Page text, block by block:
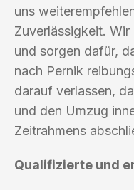
uns
Zuverlässigkeit. Wir
und sorgen dafür,
nach Pernik
darauf verlassen,
und den Umzug
Zeitrahmens
Qualifizierte und